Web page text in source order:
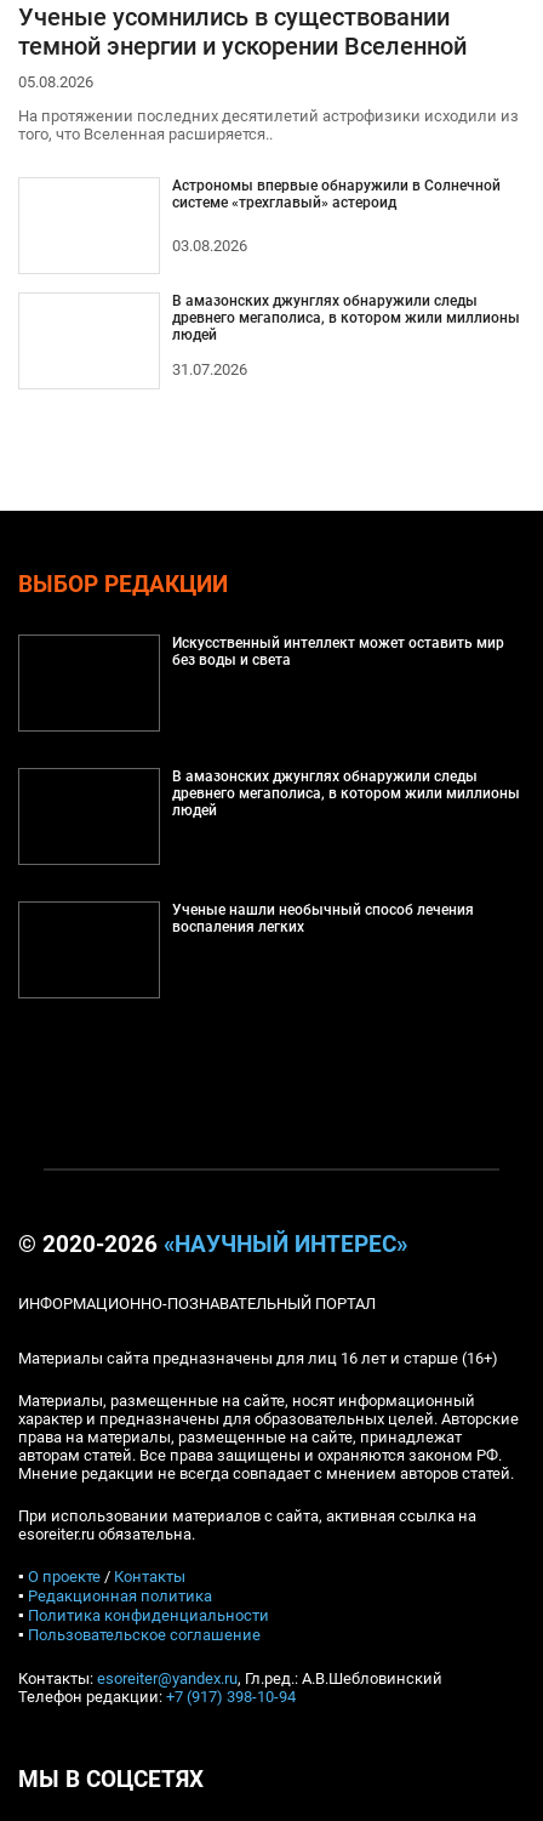
Ученые усомнились в существовании
темной энергии и ускорении Вселенной
05.08.2026
На протяжении последних десятилетий астрофизики исходили из
того, что Вселенная расширяется..
Астрономы впервые обнаружили в Солнечной
системе «трехглавый» астероид
03.08.2026
В амазонских джунглях обнаружили следы
древнего мегаполиса, в котором жили миллионы
людей
31.07.2026
ВЫБОР РЕДАКЦИИ
Искусственный интеллект может оставить мир
без воды и света
В амазонских джунглях обнаружили следы
древнего мегаполиса, в котором жили миллионы
людей
Ученые нашли необычный способ лечения
воспаления легких
© 2020-2026 «НАУЧНЫЙ ИНТЕРЕС»
ИНФОРМАЦИОННО-ПОЗНАВАТЕЛЬНЫЙ ПОРТАЛ
Материалы сайта предназначены для лиц 16 лет и старше (16+)
Материалы, размещенные на сайте, носят информационный
характер и предназначены для образовательных целей. Авторские
права на материалы, размещенные на сайте, принадлежат
авторам статей. Все права защищены и охраняются законом РФ.
Мнение редакции не всегда совпадает с мнением авторов статей.
При использовании материалов с сайта, активная ссылка на
esoreiter.ru обязательна.
▪ О проекте / Контакты
▪ Редакционная политика
▪ Политика конфиденциальности
▪ Пользовательское соглашение
Контакты: esoreiter@yandex.ru, Гл.ред.: А.В.Шебловинский
Телефон редакции: +7 (917) 398-10-94
МЫ В СОЦСЕТЯХ